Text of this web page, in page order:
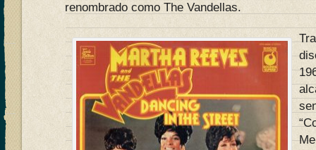
renombrado como The Vandellas.